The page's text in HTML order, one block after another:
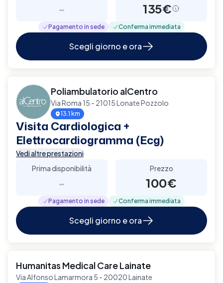
- 135€
Pagamento in sede Conferma immediata
Scegli giorno e ora
Poliambulatorio alCentro
Via Roma 15 - 21015 Lonate Pozzolo
13.1 km
Visita Cardiologica +
Elettrocardiogramma (Ecg)
Vedi altre prestazioni
Prima disponibilità
-
Prezzo
100€
Pagamento in sede Conferma immediata
Scegli giorno e ora
Humanitas Medical Care Lainate
Via Alfonso Lamarmora 5 - 20020 Lainate